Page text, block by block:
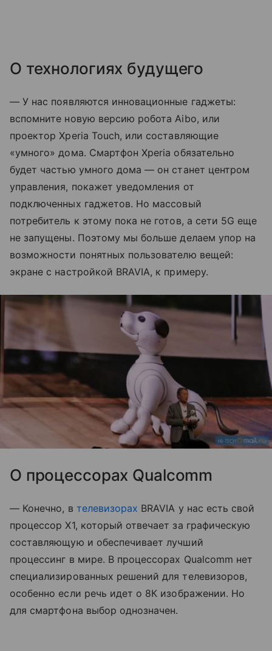
О технологиях будущего
— У нас появляются инновационные гаджеты:
вспомните новую версию робота Aibo, или
проектор Xperia Touch, или составляющие
«умного» дома. Смартфон Xperia обязательно
будет частью умного дома — он станет центром
управления, покажет уведомления от
подключенных гаджетов. Но массовый
потребитель к этому пока не готов, а сети 5G еще
не запущены. Поэтому мы больше делаем упор на
возможности понятных пользователю вещей:
экране с настройкой BRAVIA, к примеру.
О процессорах Qualcomm
— Конечно, в телевизорах BRAVIA у нас есть свой
процессор X1, который отвечает за графическую
составляющую и обеспечивает лучший
процессинг в мире. В процессорах Qualcomm нет
специализированных решений для телевизоров,
особенно если речь идет о 8К изображении. Но
для смартфона выбор однозначен.